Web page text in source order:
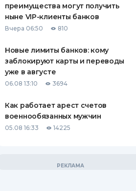
КОМПАНИЯХ
преимущества могут получить
ныне VIP-клиенты банков
Вчера 06:50 810
Новые лимиты банков: кому
заблокируют карты и переводы
уже в августе
06.08 13:10 3694
Как работает арест счетов
военнообязанных мужчин
05.08 16:33 14225